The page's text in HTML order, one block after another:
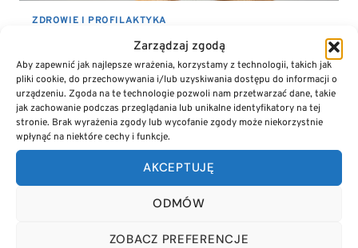
Zarządzaj zgodą
Aby zapewnić jak najlepsze wrażenia, korzystamy z technologii, takich jak
pliki cookie, do przechowywania i/lub uzyskiwania dostępu do informacji o
urządzeniu. Zgoda na te technologie pozwoli nam przetwarzać dane, takie
jak zachowanie podczas przeglądania lub unikalne identyfikatory na tej
stronie. Brak wyrażenia zgody lub wycofanie zgody może niekorzystnie
wpłynąć na niektóre cechy i funkcje.
AKCEPTUJĘ
ODMÓW
ZOBACZ PREFERENCJE
ZDROWIE I PROFILAKTYKA
KROPLE, OBROŻA CZY TABLETKA?
NAJLEPSZE SPOSOBY NA KLESZCZE U
PSA
23 czerwca, 2026
Krople, obroża czy tabletka? Sprawdź najlepsze
sposoby na kleszcze u psa i poznaj opinie
właścicieli, aby skutecznie chronić swojego